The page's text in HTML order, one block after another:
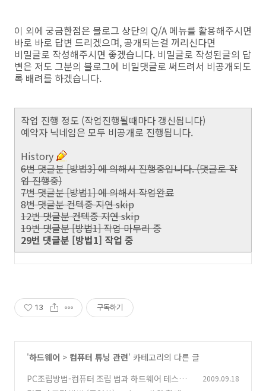
이 외에 궁금한점은 블로그 상단의 Q/A 메뉴를 활용해주시면
바로 바로 답변 드리겠으며, 공개되는걸 꺼리신다면
비밀글로 작성해주시면 좋겠습니다. 비밀글로 작성된글의 답
변은 저도 그분의 블로그에 비밀댓글로 써드려서 비공개되도
록 배려를 하겠습니다.
작업 진행 정도 (작업진행될때마다 갱신됩니다)
예약자 닉네임은 모두 비공개로 진행됩니다.
History
6번 댓글분 [방법3] 에 의해서 진행중입니다. (댓글로 작
업 진행중)
7번 댓글분 [방법1] 에 의해서 작업완료
8번 댓글분 컨텍중 지연 skip
12번 댓글분 컨텍중 지연 skip
19번 댓글분 [방법1] 작업 마무리 중
29번 댓글분 [방법1] 작업 중
13 구독하기
'하드웨어 > 컴퓨터 튜닝 관련' 카테고리의 다른 글
PC조립방법-컴퓨터 조립 법과 하드웨어 테스트
2009.09.18